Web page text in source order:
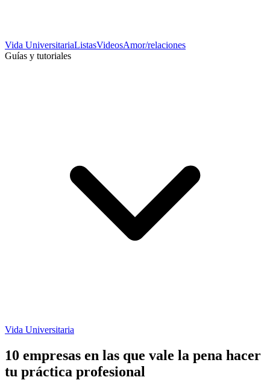
Vida UniversitariaListasVideosAmor/relaciones
Guías y tutoriales
Vida Universitaria
10 empresas en las que vale la pena hacer
tu práctica profesional